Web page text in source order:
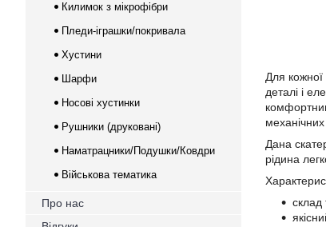
Для
деталі і
Дана
рідина
склад
Килимок з мікрофібри
Пледи-іграшки/покривала
Хустини
Шарфи
Носові хустинки
Рушники (друковані)
Наматрацники/Подушки/Ковдри
Військова тематика
Про нас